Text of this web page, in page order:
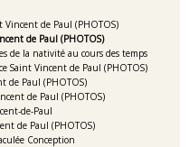
Vincent de Paul (PHOTOS)
de Paul (PHOTOS)
de la nativité au cours des temps
Saint Vincent de Paul (PHOTOS)
de Paul (PHOTOS)
de Paul (PHOTOS)
de-Paul
de Paul (PHOTOS)
Conception